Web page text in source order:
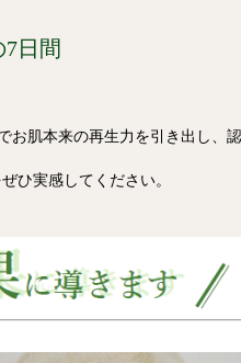
日間
お肌本来の再生力を引き出し、
ひ実感してください。